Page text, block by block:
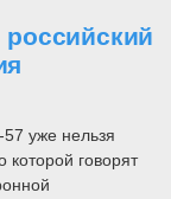
57 уже нельзя
которой говорят